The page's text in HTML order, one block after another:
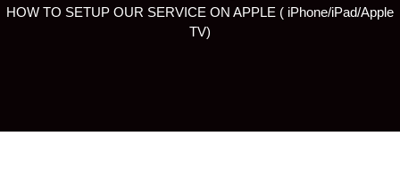
HOW TO SETUP OUR SERVICE ON APPLE ( iPhone/iPad/Apple
TV)